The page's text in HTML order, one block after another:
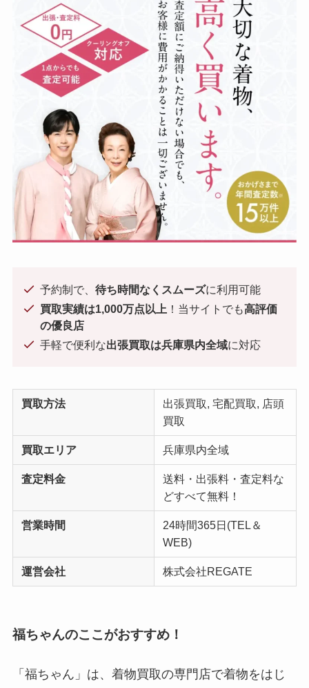
予約制で、待ち時間なくスムーズに利用可能
買取実績は1,000万点以上 ！当サイトでも高評価
の優良店
手軽で便利な出張買取は兵庫県内全域に対応
買取方法
出張買取, 宅配買取, 店頭
買取
買取エリア 兵庫県内全域
査定料金
送料・出張料・査定料な
どすべて無料！
営業時間
24時間365日(TEL＆
WEB)
運営会社 株式会社REGATE
福ちゃんのここがおすすめ！
「福ちゃん」は、着物買取の専門店で着物をはじ